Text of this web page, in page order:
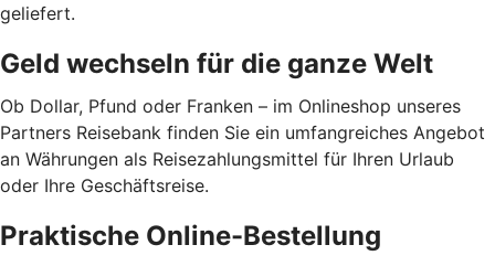
geliefert.
Geld wechseln für die ganze Welt
Ob Dollar, Pfund oder Franken – im Onlineshop unseres
Partners Reisebank finden Sie ein umfangreiches Angebot
an Währungen als Reisezahlungsmittel für Ihren Urlaub
oder Ihre Geschäftsreise.
Praktische Online-Bestellung